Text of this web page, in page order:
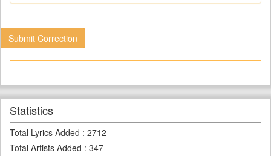
Submit Correction
Statistics
Total Lyrics Added : 2712
Total Artists Added : 347